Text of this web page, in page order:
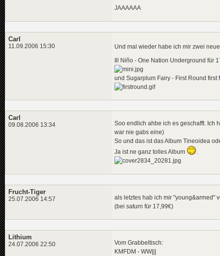
JAAAAAA
Carl
11.09.2006 15:30 Und mal wieder habe ich mir zwei
Ill Niño - One Nation Underground für
und Sugarplum Fairy - First Round first
Carl
09.08.2006 13:34
Soo endlich ahbe ich es geschafft. Ich
war nie gabs eine)
So und das ist das Album Tineoidea
Ja ist ne ganz tolles Album
.
Frucht-Tiger
25.07.2006 14:57
als letztes hab ich mir "young&armed"
(bei saturn für 17,99€)
Lithium
24.07.2006 22:50
Vom Grabbeltisch:
KMFDM - WW|||